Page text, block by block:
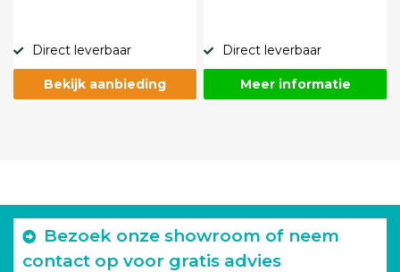
Direct leverbaar
Bekijk aanbieding
Direct leverbaar
Meer informatie
Bezoek onze showroom of neem
contact op voor gratis advies